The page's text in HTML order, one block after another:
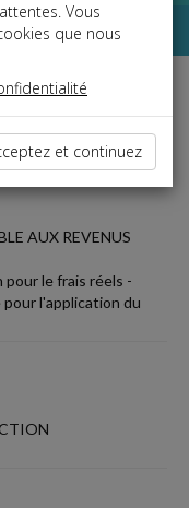
AUX REVENUS
le frais réels -
l'application du
Vous
que nous
et continuez